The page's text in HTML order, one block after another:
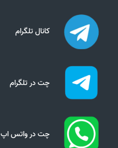
کانال تلگرام
چت در تلگرام
چت در واتس اپ